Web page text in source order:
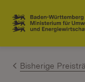
Zum Inhalt
Link zur
Bisherige